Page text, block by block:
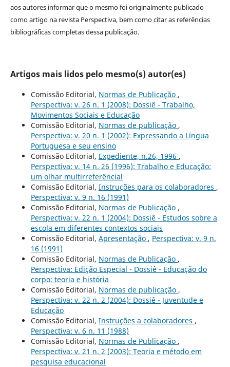
aos autores informar que o mesmo foi originalmente publicado
como artigo na revista Perspectiva, bem como citar as referências
bibliográficas completas dessa publicação.
Artigos mais lidos pelo mesmo(s) autor(es)
Comissão Editorial, Normas de Publicação ,
Perspectiva: v. 26 n. 1 (2008): Dossiê - Trabalho,
Movimentos Sociais e Educação
Comissão Editorial, Normas de publicação ,
Perspectiva: v. 20 n. 1 (2002): Expressando a Língua
Portuguesa e seu ensino
Comissão Editorial, Expediente, n.26, 1996 ,
Perspectiva: v. 14 n. 26 (1996): Trabalho e Educação:
um olhar multirreferêncial
Comissão Editorial, Instruções para os colaboradores ,
Perspectiva: v. 9 n. 16 (1991)
Comissão Editorial, Normas de Publicação ,
Perspectiva: v. 22 n. 1 (2004): Dossiê - Estudos sobre a
escola em diferentes contextos sociais
Comissão Editorial, Apresentação , Perspectiva: v. 9 n.
16 (1991)
Comissão Editorial, Normas de Publicação ,
Perspectiva: Edição Especial - Dossiê - Educação do
corpo: teoria e história
Comissão Editorial, Normas de publicação ,
Perspectiva: v. 22 n. 2 (2004): Dossiê - Juventude e
Educação
Comissão Editorial, Instruções a colaboradores ,
Perspectiva: v. 6 n. 11 (1988)
Comissão Editorial, Normas de Publicação ,
Perspectiva: v. 21 n. 2 (2003): Teoria e método em
pesquisa educacional